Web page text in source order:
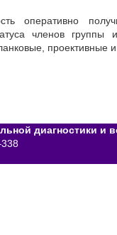
оперативно
членов группы
проективные
диагностики и